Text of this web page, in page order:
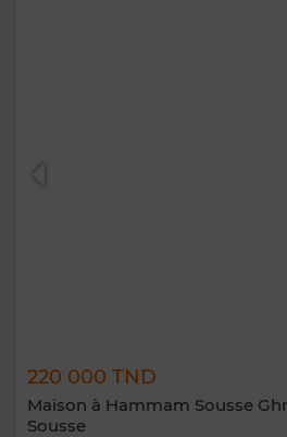
220 000 TND
Maison à Hammam Sousse
Sousse